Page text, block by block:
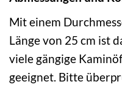
Mit einem
Länge von 25 cm ist
viele gängige
geeignet. Bitte